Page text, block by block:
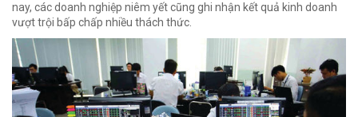
nay, các doanh nghiệp niêm yết cũng ghi nhận kết quả kinh doanh
vượt trội bấp chấp nhiều thách thức.